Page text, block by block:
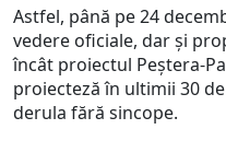
Astfel, până pe 24
vedere oficiale, dar și
încât proiectul Peștera-
proiecteză în ultimii 30
derula fără sincope.